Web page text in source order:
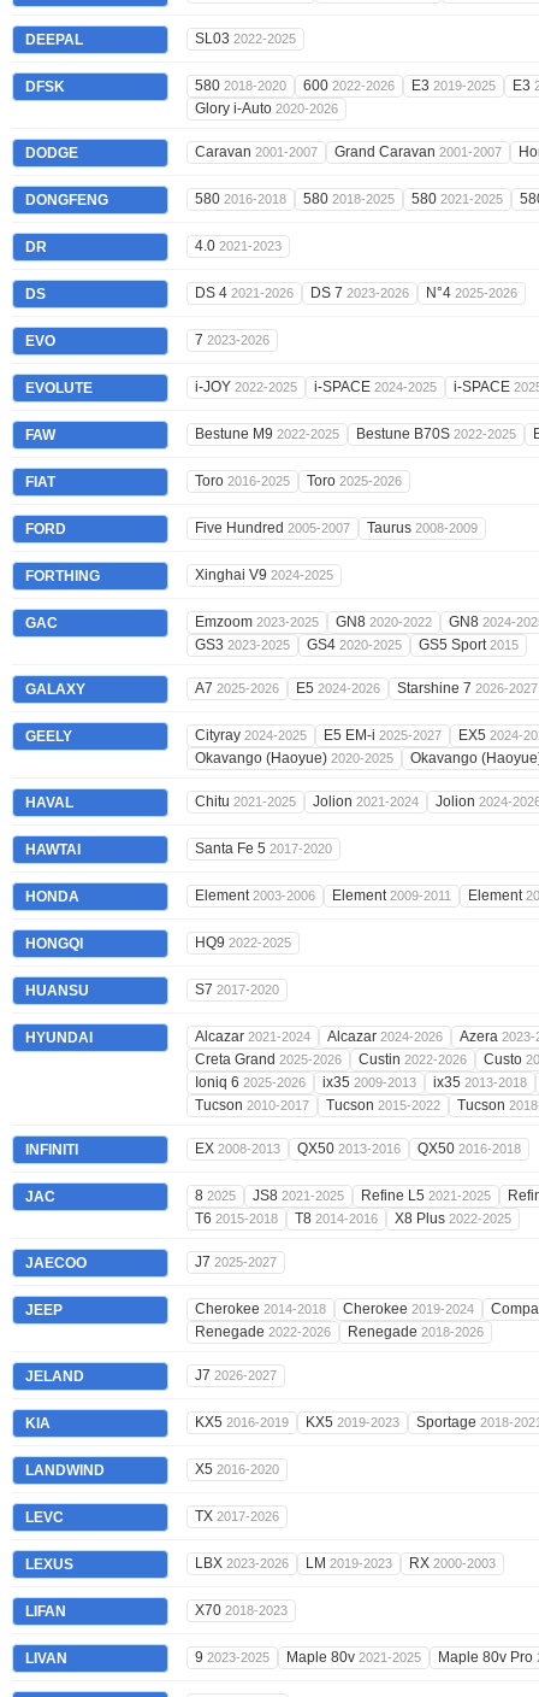
DEEPAL SL03 2022-2025
DFSK 580 2018-2020 600 2022-2026 E3 2019-2025 E3
Glory i-Auto 2020-2026
DODGE Caravan 2001-2007 Grand Caravan 2001-2007
DONGFENG 580 2016-2018 580 2018-2025 580 2021-2025
DR 4.0 2021-2023
DS DS 4 2021-2026 DS 7 2023-2026 N°4 2025-2026
EVO 7 2023-2026
EVOLUTE i-JOY 2022-2025 i-SPACE 2024-2025 i-SPACE
FAW Bestune M9 2022-2025 Bestune B70S 2022-2025
FIAT Toro 2016-2025 Toro 2025-2026
FORD Five Hundred 2005-2007 Taurus 2008-2009
FORTHING Xinghai V9 2024-2025
GAC Emzoom 2023-2025 GN8 2020-2022 GN8 2024-
GS3 2023-2025 GS4 2020-2025 GS5 Sport2015
GALAXY A7 2025-2026 E5 2024-2026 Starshine 7 2026-2027
GEELY Cityray 2024-2025 E5 EM-i 2025-2027 EX5 2024-
Okavango (Haoyue) 2020-2025 Okavango
HAVAL Chitu 2021-2025 Jolion 2021-2024 Jolion 2024-
HAWTAI Santa Fe 5 2017-2020
HONDA Element2003-2006 Element2009-2011 Element
HONGQI HQ9 2022-2025
HUANSU S7 2017-2020
HYUNDAI Alcazar 2021-2024 Alcazar 2024-2026 Azera 2023-
Creta Grand 2025-2026 Custin 2022-2026 Custo
Ioniq 6 2025-2026 ix35 2009-2013 ix35 2013-2018
Tucson 2010-2017 Tucson 2015-2022 Tucson
INFINITI EX 2008-2013 QX50 2013-2016 QX50 2016-2018
JAC 8 2025 JS8 2021-2025 Refine L5 2021-2025
T6 2015-2018 T8 2014-2016 X8 Plus 2022-2025
JAECOO J7 2025-2027
JEEP Cherokee 2014-2018 Cherokee 2019-2024
Renegade 2022-2026 Renegade 2018-2026
JELAND J7 2026-2027
KIA KX5 2016-2019 KX5 2019-2023 Sportage 2018-
LANDWIND X5 2016-2020
LEVC TX 2017-2026
LEXUS LBX 2023-2026 LM 2019-2023 RX 2000-2003
LIFAN X70 2018-2023
LIVAN 9 2023-2025 Maple 80v 2021-2025 Maple 80v Pro